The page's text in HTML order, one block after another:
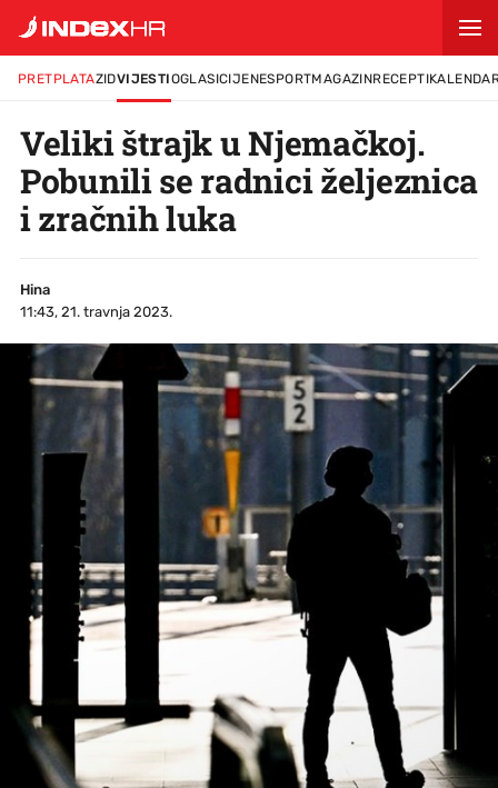
PRETPLATAZIDVIJESTIOGLASICIJENESPORTMAGAZINRECEPTI
Veliki štrajk u Njemačkoj.
Pobunili se radnici željeznica
i zračnih luka
Hina
11:43, 21. travnja 2023.